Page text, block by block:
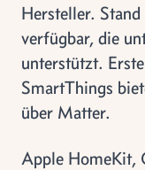
Hersteller.
verfügbar, die
unterstützt.
SmartThings
über Matter.
Apple HomeKit,